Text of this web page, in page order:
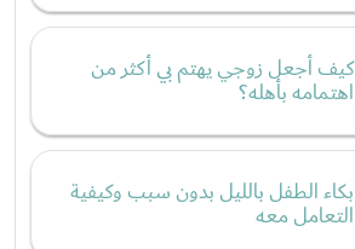
كيف أجعل زوجي يهتم بي أكثر من
اهتمامه بأهله؟
بكاء الطفل بالليل بدون سبب وكيفية
التعامل معه